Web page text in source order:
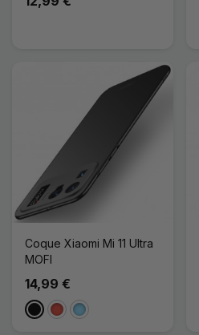
Coque Xiaomi Mi 11 Ultra
MOFI
14,99 €
NoirRougeBleu Clair